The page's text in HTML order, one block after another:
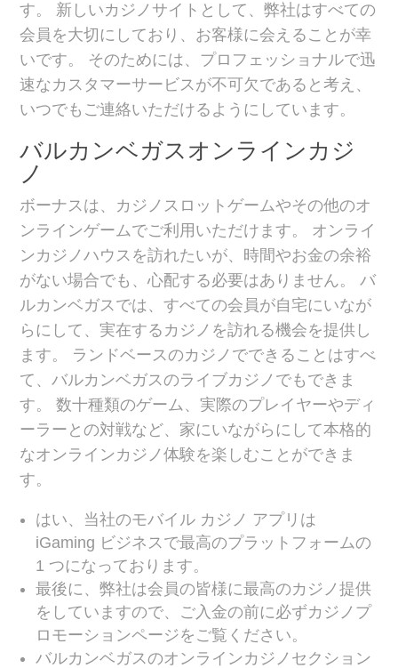
す。 新しいカジノサイトとして、弊社はすべての
会員を大切にしており、お客様に会えることが幸
いです。 そのためには、プロフェッショナルで迅
速なカスタマーサービスが不可欠であると考え、
いつでもご連絡いただけるようにしています。
バルカンベガスオンラインカジ
ノ
ボーナスは、カジノスロットゲームやその他のオ
ンラインゲームでご利用いただけます。 オンライ
ンカジノハウスを訪れたいが、時間やお金の余裕
がない場合でも、心配する必要はありません。 バ
ルカンベガスでは、すべての会員が自宅にいなが
らにして、実在するカジノを訪れる機会を提供し
ます。 ランドベースのカジノでできることはすべ
て、バルカンベガスのライブカジノでもできま
す。 数十種類のゲーム、実際のプレイヤーやディ
ーラーとの対戦など、家にいながらにして本格的
なオンラインカジノ体験を楽しむことができま
す。
はい、当社のモバイル カジノ アプリは
iGaming ビジネスで最高のプラットフォームの
1 つになっております。
最後に、弊社は会員の皆様に最高のカジノ提供
をしていますので、ご入金の前に必ずカジノプ
ロモーションページをご覧ください。
バルカンベガスのオンラインカジノセクション